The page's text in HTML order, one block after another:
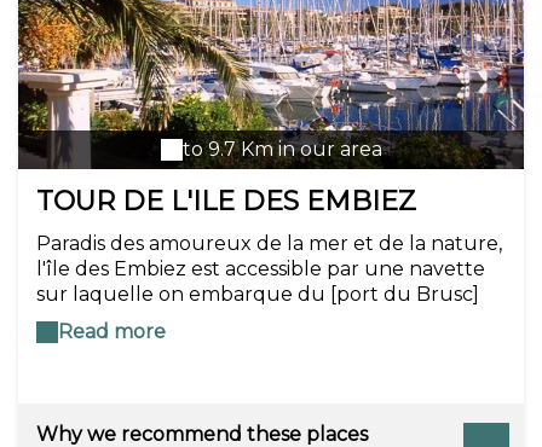
to 9.7 Km in our area
TOUR DE L'ILE DES EMBIEZ
Paradis des amoureux de la mer et de la nature,
l'île des Embiez est accessible par une navette
sur laquelle on embarque du [port du Brusc]
pour une traversée de 12 minutes. Île nature
éco-responsable, on loue un vélo pour partir en
océanographique ou une baignade.
Read more
Why we recommend these places